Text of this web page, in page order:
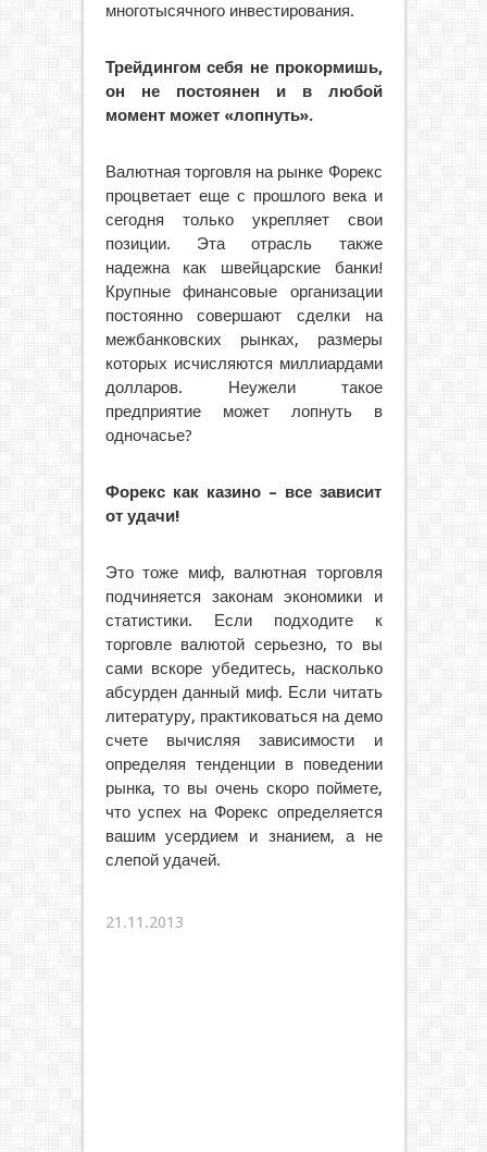
многотысячного инвестирования.
Трейдингом себя не прокормишь,
он не постоянен и в любой
момент может «лопнуть».
Валютная торговля на рынке Форекс
процветает еще с прошлого века и
сегодня только укрепляет свои
позиции. Эта отрасль также
надежна как швейцарские банки!
Крупные финансовые организации
постоянно совершают сделки на
межбанковских рынках, размеры
которых исчисляются миллиардами
долларов. Неужели такое
предприятие может лопнуть в
одночасье?
Форекс как казино – все зависит
от удачи!
Это тоже миф, валютная торговля
подчиняется законам экономики и
статистики. Если подходите к
торговле валютой серьезно, то вы
сами вскоре убедитесь, насколько
абсурден данный миф. Если читать
литературу, практиковаться на демо
счете вычисляя зависимости и
определяя тенденции в поведении
рынка, то вы очень скоро поймете,
что успех на Форекс определяется
вашим усердием и знанием, а не
слепой удачей.
21.11.2013